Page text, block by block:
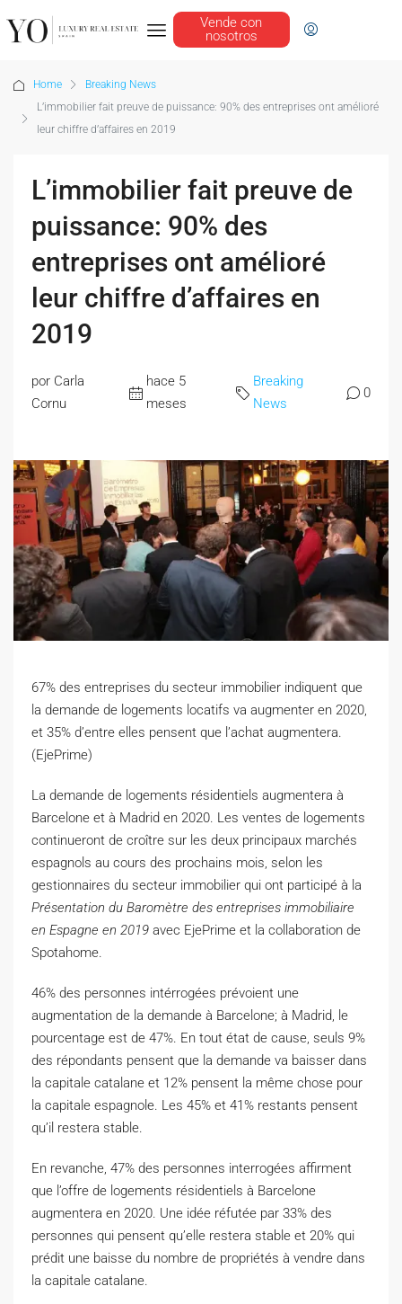
Vende con
nosotros
Home
Breaking News
L’immobilier fait preuve de puissance: 90% des entreprises ont amélioré
leur chiffre d’affaires en 2019
L’immobilier fait preuve de
puissance: 90% des
entreprises ont amélioré
leur chiffre d’affaires en
2019
por Carla
Cornu
hace 5
meses
Breaking
News
0
67% des entreprises du secteur immobilier indiquent que
la demande de logements locatifs va augmenter en 2020,
et 35% d’entre elles pensent que l’achat augmentera.
(EjePrime)
L a demande de logements résidentiels augmentera à
Barcelone et à Madrid en 2020. Les ventes de logements
continueront de croître sur les deux principaux marchés
espagnols au cours des prochains mois, selon les
gestionnaires du secteur immobilier qui ont participé à la
Présentation du Baromètre des entreprises immobiliaire
en Espagne en 2019 avec EjePrime et la collaboration de
Spotahome.
46% des personnes intérrogées prévoient une
augmentation de la demande à Barcelone; à Madrid, le
pourcentage est de 47%. En tout état de cause, seuls 9%
des répondants pensent que la demande va baisser dans
la capitale catalane et 12% pensent la même chose pour
la capitale espagnole. Les 45% et 41% restants pensent
qu’il restera stable.
En revanche, 47% des personnes interrogées affirment
que l’offre de logements résidentiels à Barcelone
augmentera en 2020. Une idée réfutée par 33% des
personnes qui pensent qu’elle restera stable et 20% qui
prédit une baisse du nombre de propriétés à vendre dans
la capitale catalane.